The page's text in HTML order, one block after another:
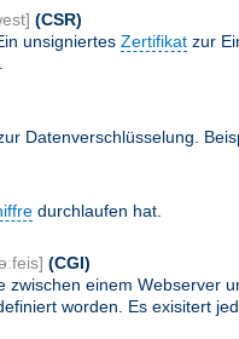
(CSR)
unsigniertes Zertifikat zur
Datenverschlüsselung.
durchlaufen hat.
(CGI)
zwischen einem
worden. Es exisitert